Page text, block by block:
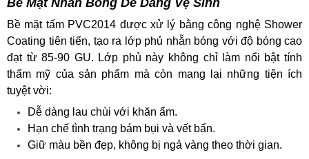
Bề mặt tấm PVC2014 được xử lý bằng công nghệ Shower
Coating tiên tiến, tạo ra lớp phủ nhẵn bóng với độ bóng cao
đạt từ 85-90 GU. Lớp phủ này không chỉ làm nổi bật tính
thẩm mỹ của sản phẩm mà còn mang lại những tiện ích
tuyệt vời:
Dễ dàng lau chùi với khăn ẩm.
Hạn chế tình trạng bám bụi và vết bẩn.
Giữ màu bền đẹp, không bị ngả vàng theo thời gian.